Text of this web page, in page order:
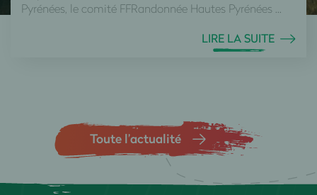
Pyrénées, le comité FFRandonnée Hautes Pyrénées ...
LIRE LA SUITE
Toute l’actualité